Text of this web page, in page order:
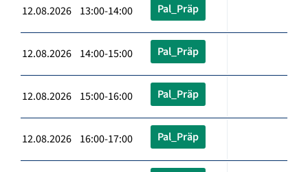
12.08.2026 13:00-14:00 Pal_Präp
12.08.2026 14:00-15:00 Pal_Präp
12.08.2026 15:00-16:00 Pal_Präp
12.08.2026 16:00-17:00 Pal_Präp